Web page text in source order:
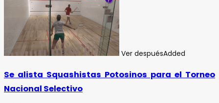
Ver despuésAdded
Se alista Squashistas Potosinos para el Torneo
Nacional Selectivo